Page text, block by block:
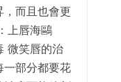
而且也會更
上唇海鷗
微笑唇的治
一部分都要花